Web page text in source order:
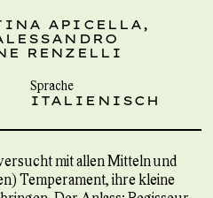
APICELLA,
RENZELLI
Sprache
ITALIENISCH
mit allen Mitteln und
Temperament, ihre kleine